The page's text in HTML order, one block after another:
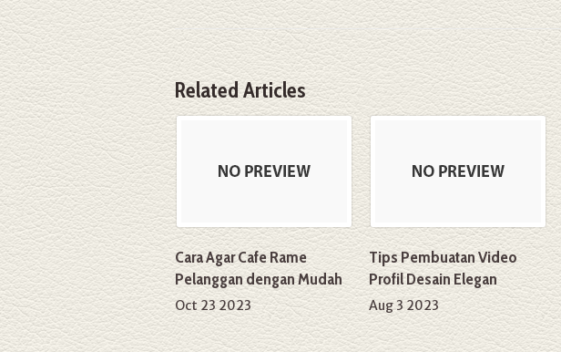
Related Articles
Cara Agar Cafe Rame
Pelanggan dengan Mudah
Oct 23 2023
Tips Pembuatan Video
Profil Desain Elegan
Aug 3 2023